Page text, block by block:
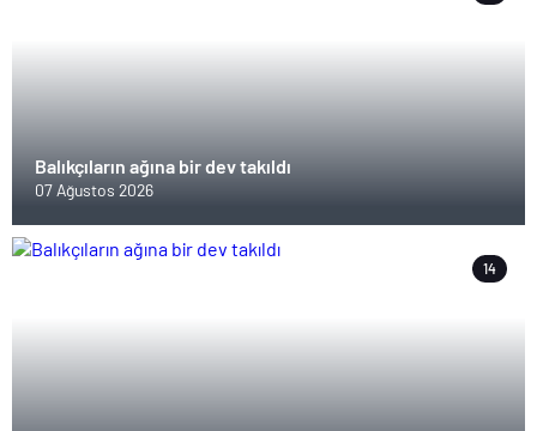
Balıkçıların ağına bir dev takıldı
07 Ağustos 2026
14